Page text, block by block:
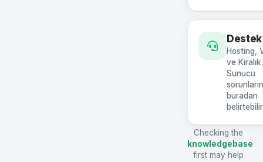
Destek
Hosting,
ve Kiralık
Sunucu
buradan
Checking the
knowledgebase
first may help